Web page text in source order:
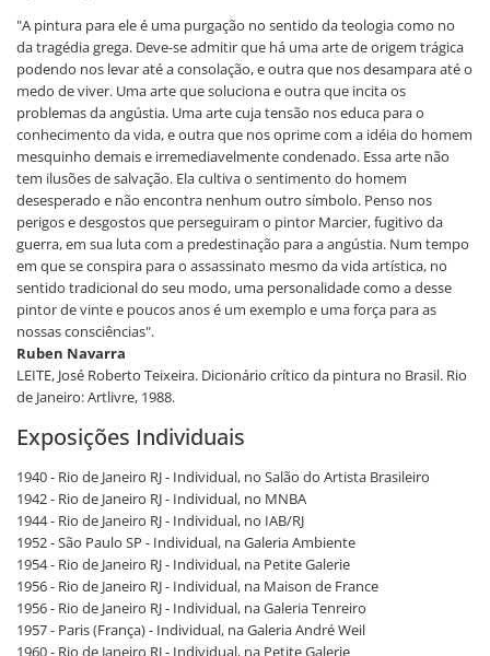
"A pintura para ele é uma purgação no sentido da teologia como no
da tragédia grega. Deve-se admitir que há uma arte de origem trágica
podendo nos levar até a consolação, e outra que nos desampara até o
medo de viver. Uma arte que soluciona e outra que incita os
problemas da angústia. Uma arte cuja tensão nos educa para o
conhecimento da vida, e outra que nos oprime com a idéia do homem
mesquinho demais e irremediavelmente condenado. Essa arte não
tem ilusões de salvação. Ela cultiva o sentimento do homem
desesperado e não encontra nenhum outro símbolo. Penso nos
perigos e desgostos que perseguiram o pintor Marcier, fugitivo da
guerra, em sua luta com a predestinação para a angústia. Num tempo
em que se conspira para o assassinato mesmo da vida artística, no
sentido tradicional do seu modo, uma personalidade como a desse
pintor de vinte e poucos anos é um exemplo e uma força para as
nossas consciências".
Ruben Navarra
LEITE, José Roberto Teixeira. Dicionário crítico da pintura no Brasil. Rio
de Janeiro: Artlivre, 1988.
Exposições Individuais
1940 - Rio de Janeiro RJ - Individual, no Salão do Artista Brasileiro
1942 - Rio de Janeiro RJ - Individual, no MNBA
1944 - Rio de Janeiro RJ - Individual, no IAB/RJ
1952 - São Paulo SP - Individual, na Galeria Ambiente
1954 - Rio de Janeiro RJ - Individual, na Petite Galerie
1956 - Rio de Janeiro RJ - Individual, na Maison de France
1956 - Rio de Janeiro RJ - Individual, na Galeria Tenreiro
1957 - Paris (França) - Individual, na Galeria André Weil
1960 - Rio de Janeiro RJ - Individual, na Petite Galerie